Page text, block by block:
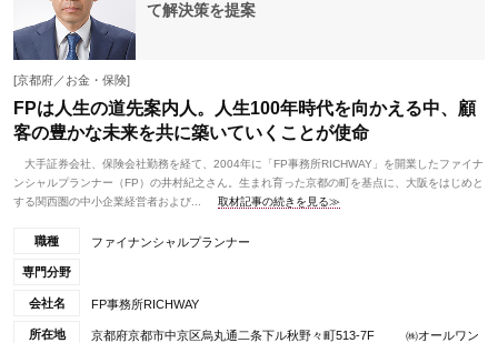
て解決策を提案
[京都府／お金・保険]
FPは人生の道先案内人。人生100年時代を向かえる中、顧
客の豊かな未来を共に築いていくことが使命
大手証券会社、保険会社勤務を経て、2004年に「FP事務所RICHWAY」を開業したファイナ
ンシャルプランナー（FP）の井村紀之さん。生まれ育った京都の町を基点に、大阪をはじめと
する関西圏の中小企業経営者および...
取材記事の続きを見る≫
職種 ファイナンシャルプランナー
専門分野
会社名 FP事務所RICHWAY
所在地
京都府京都市中京区烏丸通二条下ル秋野々町513-7F ㈱オールワン